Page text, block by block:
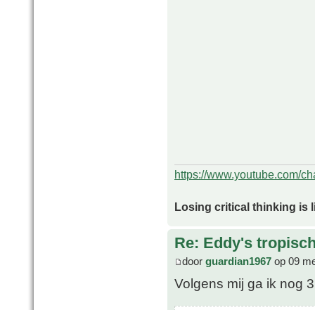
https://www.youtube.com/
Losing critical thinking is
Re: Eddy's
door guardian1967 op 09
Volgens mij ga ik nog